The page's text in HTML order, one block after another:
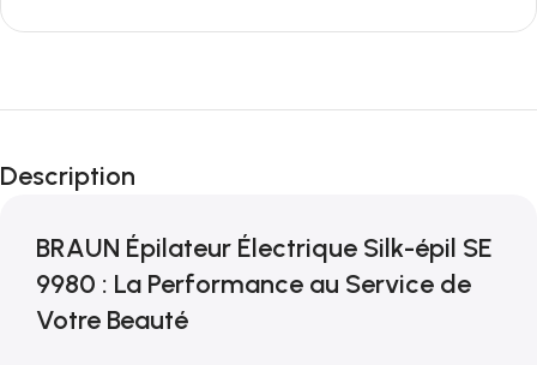
Description
BRAUN Épilateur Électrique Silk-épil SE
9980 : La Performance au Service de
Votre Beauté